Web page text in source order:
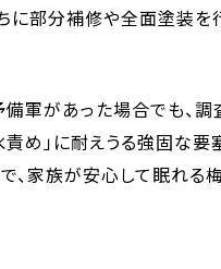
に部分補修や全面塗装
軍があった場合でも、
責め」に耐えうる強固な
、家族が安心して眠れる